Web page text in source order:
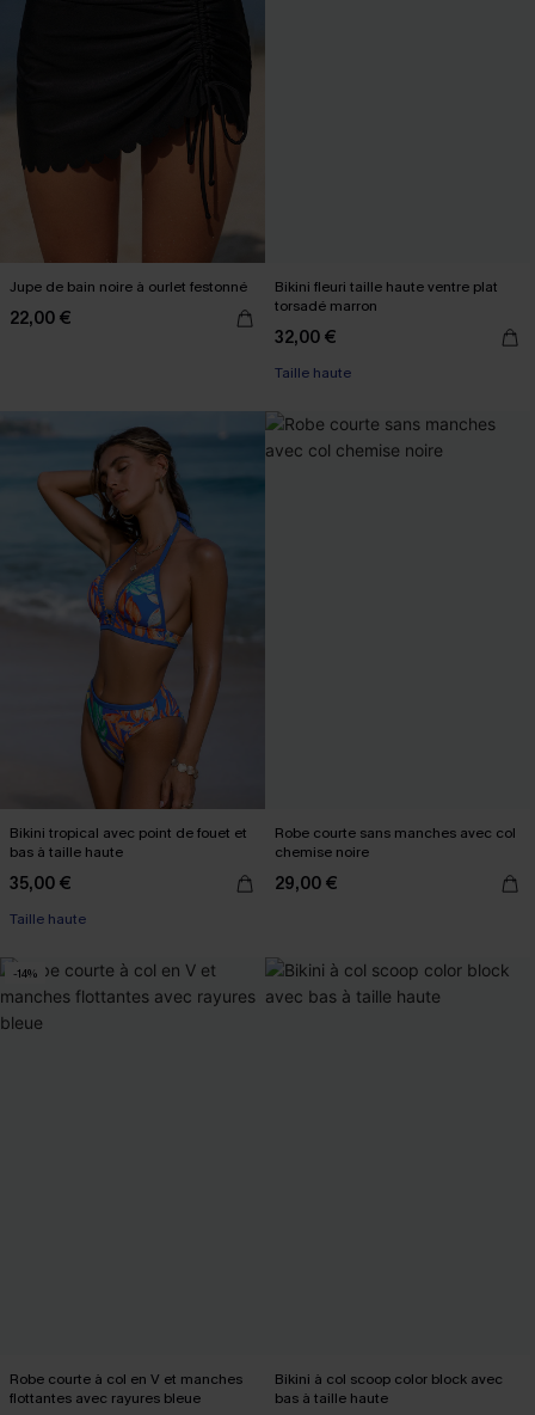
Jupe de bain noire à ourlet festonné
22,00 €
Bikini fleuri taille haute ventre plat
torsadé marron
32,00 €
Taille haute
Bikini tropical avec point de fouet et
bas à taille haute
35,00 €
Taille haute
Robe courte sans manches avec col
chemise noire
29,00 €
-14%
Robe courte à col en V et manches
flottantes avec rayures bleue
Bikini à col scoop color block avec
bas à taille haute